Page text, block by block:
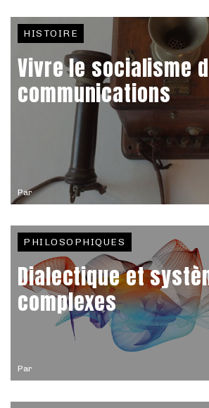
Par
HISTOIRE
Vivre le socialisme
communications
Par
PHILOSOPHIQUES
Dialectique et
complexes